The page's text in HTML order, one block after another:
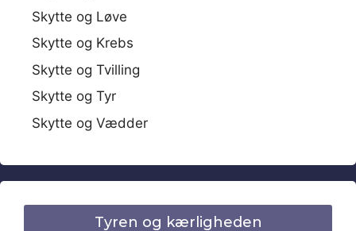
Skytte og Løve
Skytte og Krebs
Skytte og Tvilling
Skytte og Tyr
Skytte og Vædder
Tyren og kærligheden